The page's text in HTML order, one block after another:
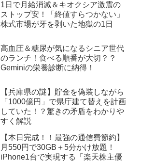
1日で月給消滅＆キオクシア激震の
ストップ安！「終値すらつかない」
株式市場が牙を剥いた地獄の1日
高血圧＆糖尿が気になるシニア世代
のランチ！食べる順番が大切？？
Geminiの栄養診断に納得！
【兵庫県の謎】貯金を偽装しながら
「1000億円」で県庁建て替えを計画
していた！？驚きの矛盾をわかりや
すく解説
【本日完成！！最強の通信費節約】
月550円で30GB＋5分かけ放題！
iPhone1台で実現する「楽天株主優